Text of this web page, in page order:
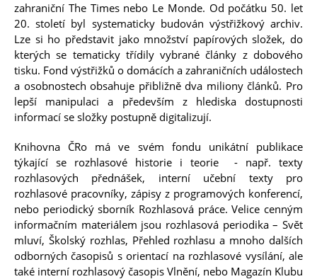
bené
zahraniční The Times nebo Le Monde. Od počátku 50. let
20. století byl systematicky budován výstřižkový archiv.
Lze si ho představit jako množství papírových složek, do
kterých se tematicky třídily vybrané články z dobového
tisku. Fond výstřižků o domácích a zahraničních událostech
a osobnostech obsahuje přibližně dva miliony článků. Pro
lepší manipulaci a především z hlediska dostupnosti
informací se složky postupně digitalizují.
Knihovna ČRo má ve svém fondu unikátní publikace
týkající se rozhlasové historie i teorie - např. texty
rozhlasových přednášek, interní učební texty pro
rozhlasové pracovníky, zápisy z programových konferencí,
nebo periodický sborník Rozhlasová práce. Velice cenným
informačním materiálem jsou rozhlasová periodika – Svět
mluví, Školský rozhlas, Přehled rozhlasu a mnoho dalších
odborných časopisů s orientací na rozhlasové vysílání, ale
také interní rozhlasový časopis Vlnění, nebo Magazín Klubu